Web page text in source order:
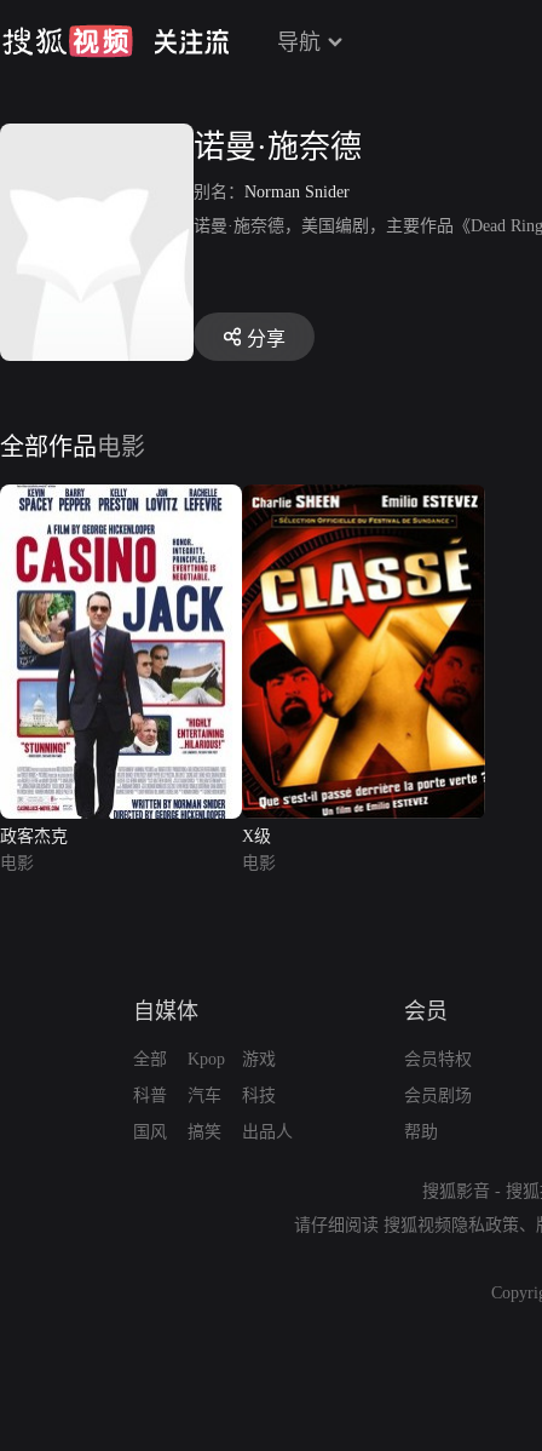
导航
诺曼·施奈德
别名： Norman Snider
诺曼·施奈德，美国编剧，主要作品《Dead
分享
全部作品电影
政客杰克
电影
X级
电影
自媒体
全部
科普
国风
Kpop
汽车
搞笑
游戏
科技
出品人
会员
会员特权
会员剧场
帮助
搜狐影音 - 搜
请仔细阅读 搜狐视频隐私政策、